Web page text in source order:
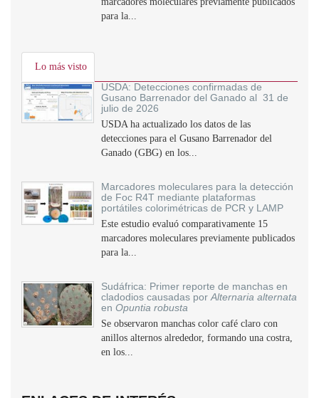
para la...
Lo más visto
USDA: Detecciones confirmadas de
Gusano Barrenador del Ganado al 31 de
julio de 2026
USDA ha actualizado los datos de las
detecciones para el Gusano Barrenador del
Ganado (GBG) en los...
Marcadores moleculares para la detección
de Foc R4T mediante plataformas
portátiles colorimétricas de PCR y LAMP
Este estudio evaluó comparativamente 15
marcadores moleculares previamente publicados
para la...
Sudáfrica: Primer reporte de manchas en
cladodios causadas por Alternaria alternata
en Opuntia robusta
Se observaron manchas color café claro con
anillos alternos alrededor, formando una costra,
en los...